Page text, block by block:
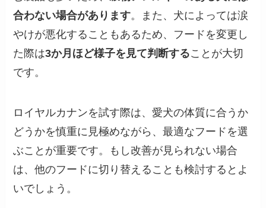
合わない場合があります。また、犬によっては涙
やけが悪化することもあるため、フードを変更し
た際は3か月ほど様子を見て判断することが大切
です。
ロイヤルカナンを試す際は、愛犬の体質に合うか
どうかを慎重に見極めながら、最適なフードを選
ぶことが重要です。もし改善が見られない場合
は、他のフードに切り替えることも検討するとよ
いでしょう。